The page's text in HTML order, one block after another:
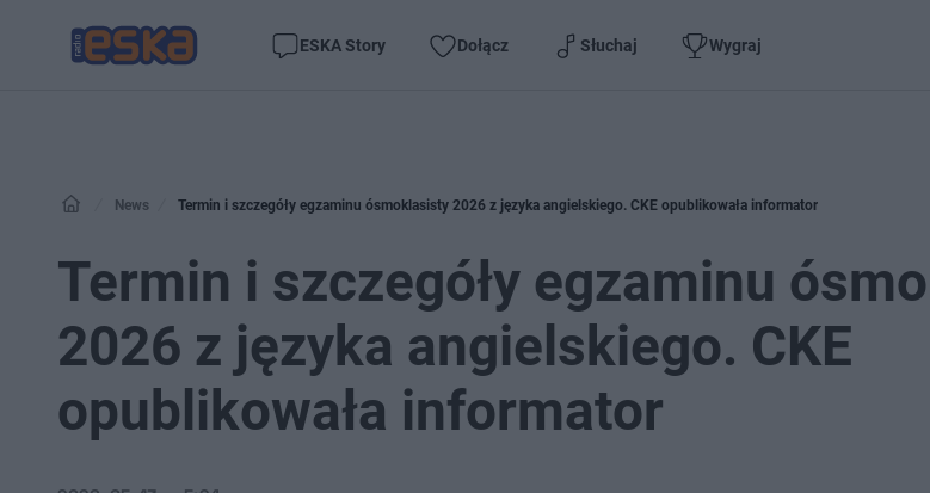
ESKA Story Dołącz Słuchaj Wygraj
News Termin i szczegóły egzaminu ósmoklasisty 2026 z języka angielskiego. CKE opublikowała informator
Termin i szczegóły egzaminu
2026 z języka angielskiego. CKE
opublikowała informator